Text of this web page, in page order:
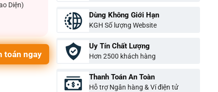
Diện)
toán ngay
Dùng Không Giới Hạn
KGH Số lượng Website
Uy Tín Chất Lượng
Hơn 2500 khách hàng
Thanh Toán An Toàn
Hỗ trợ Ngân hàng & Ví điện tử